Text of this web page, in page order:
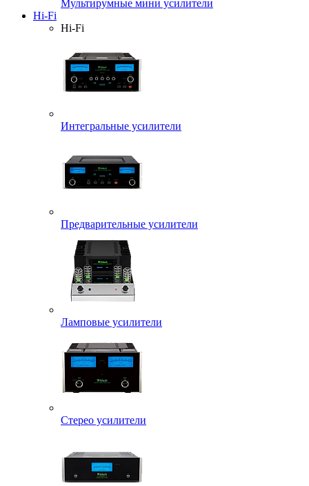
Мультирумные мини усилители
Hi-Fi
Hi-Fi
Интегральные усилители
Предварительные усилители
Ламповые усилители
Стерео усилители